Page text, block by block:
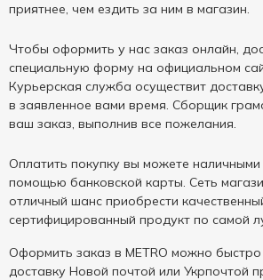
приятнее, чем ездить за ним в магазин.
Чтобы оформить у нас заказ онлайн,
специальную форму на официальном
Курьерская служба осуществит
в заявленное вами время. Сборщик
ваш заказ, выполнив все пожелания.
Оплатить покупку вы можете
помощью банковской карты. Сеть
отличный шанс приобрести
сертифицированный продукт по самой
Оформить заказ в METRO можно
доставку Новой почтой или Укрпочтой